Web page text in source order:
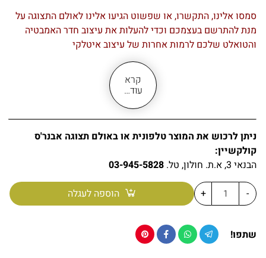
סמסו אלינו, התקשרו, או שפשוט הגיעו אלינו לאולם התצוגה על
מנת להתרשם בעצמכם וכדי להעלות את עיצוב חדר האמבטיה
והטואלט שלכם לרמות אחרות של עיצוב איטלקי
קרא
עוד…
ניתן לרכוש את המוצר טלפונית או באולם תצוגה אבנר'ס
קולקשיין:
הבנאי 3, א.ת. חולון, טל.
03-945-5828
-
+ הוספה לעגלה
שתפו!